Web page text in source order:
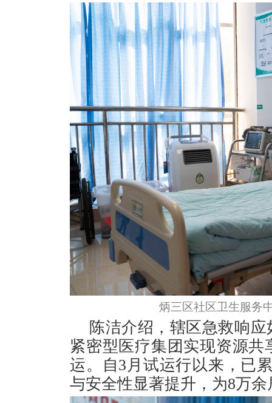
炳三区社区卫生服务
陈洁介绍，辖区急救响
紧密型医疗集团实现资源
运。自3月试运行以来，已
与安全性显著提升，为8万